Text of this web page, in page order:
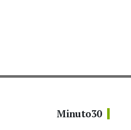
Minuto30